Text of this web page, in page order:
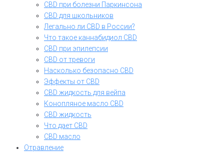
CBD при болезни Паркинсона
CBD для школьников
Легально ли CBD в России?
Что такое каннабидиол CBD
CBD при эпилепсии
CBD от тревоги
Насколько безопасно CBD
Эффекты от CBD
CBD жидкость для вейпа
Конопляное масло CBD
CBD жидкость
Что дает CBD
CBD масло
Отравление